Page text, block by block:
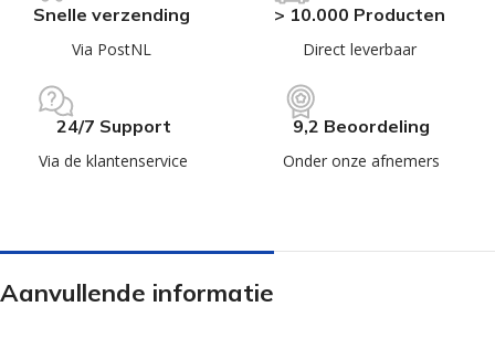
Snelle verzending
Via PostNL
> 10.000 Producten
Direct leverbaar
24/7 Support
Via de klantenservice
9,2 Beoordeling
Onder onze afnemers
Aanvullende informatie